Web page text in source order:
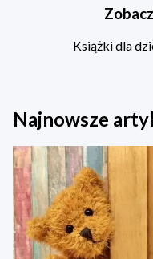
Książki dla
Najnowsze